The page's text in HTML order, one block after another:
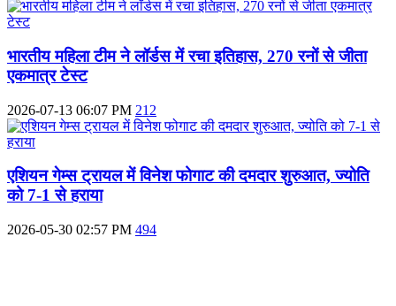
भारतीय महिला टीम ने लॉर्डस में रचा इतिहास, 270 रनों से जीता
एकमात्र टेस्ट
2026-07-13 06:07 PM 212
एशियन गेम्स ट्रायल में विनेश फोगाट की दमदार शुरुआत, ज्योति
को 7-1 से हराया
2026-05-30 02:57 PM 494